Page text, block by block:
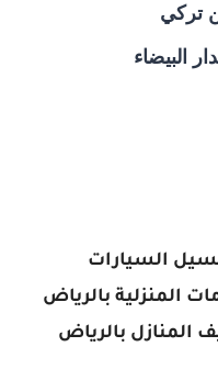
تركي
البيضاء
السيارات
المنزلية بالرياض
بالرياض